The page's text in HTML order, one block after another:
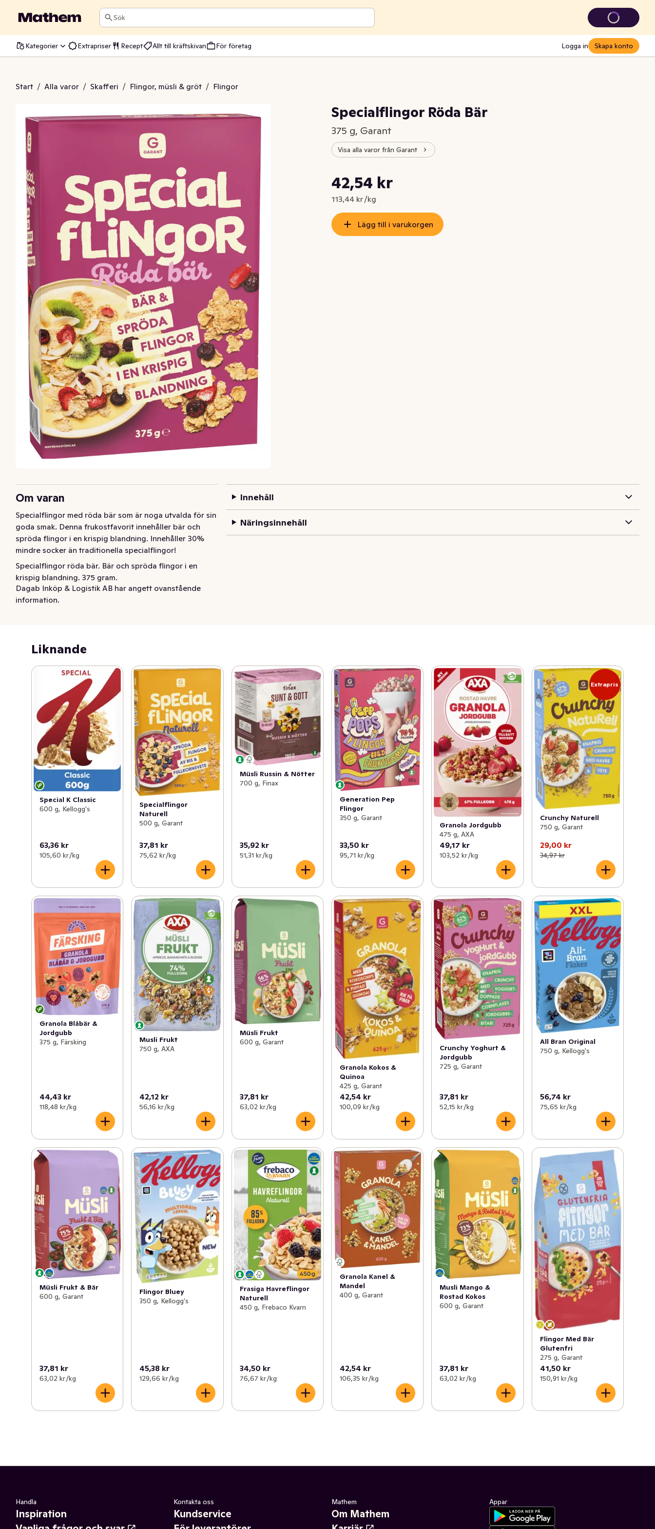
Sök
Kategorier Extrapriser Recept Allt till kräftskivan För företag Logga in Skapa konto
Start / Alla varor / Skafferi / Flingor, müsli & gröt / Flingor
Röda Bär
Specialflingor Röda Bär
375 g, Garant
Visa alla varor från Garant
Nuvarande pris är: 42,54 kr
42,54 kr
113,44 kr /kg
Styckpris: 113,44 kr /kg
Lägg till i varukorgen
Om varan
Specialflingor med röda bär som är noga utvalda för sin
goda smak. Denna frukostfavorit innehåller bär och
spröda flingor i en krispig blandning. Innehåller 30%
mindre socker än traditionella specialflingor!
Specialflingor röda bär. Bär och spröda flingor i en
krispig blandning. 375 gram.
Dagab Inköp & Logistik AB har angett ovanstående
information.
Innehåll
Näringsinnehåll
Liknande
Special K Classic
600 g, Kellogg's
63,36 kr
105,60 kr /kg
Specialflingor
Naturell
500 g, Garant
37,81 kr
75,62 kr /kg
Müsli Russin & Nötter
700 g, Finax
35,92 kr
51,31 kr /kg
Generation Pep
Flingor
350 g, Garant
33,50 kr
95,71 kr /kg
Granola Jordgubb
475 g, AXA
49,17 kr
103,52 kr /kg
Extrapris
Crunchy Naturell
750 g, Garant
29,00 kr
34,97 kr
Granola Blåbär &
Jordgubb
375 g, Färsking
44,43 kr
118,48 kr /kg
Musli Frukt
750 g, AXA
42,12 kr
56,16 kr /kg
Müsli Frukt
600 g, Garant
37,81 kr
63,02 kr /kg
Granola Kokos &
Quinoa
425 g, Garant
42,54 kr
100,09 kr /kg
Crunchy Yoghurt &
Jordgubb
725 g, Garant
37,81 kr
52,15 kr /kg
All Bran Original
750 g, Kellogg's
56,74 kr
75,65 kr /kg
Müsli Frukt & Bär
600 g, Garant
37,81 kr
63,02 kr /kg
Flingor Bluey
350 g, Kellogg's
45,38 kr
129,66 kr /kg
Frasiga Havreflingor
Naturell
450 g, Frebaco Kvarn
34,50 kr
76,67 kr /kg
Granola Kanel &
Mandel
400 g, Garant
42,54 kr
106,35 kr /kg
Musli Mango &
Rostad Kokos
600 g, Garant
37,81 kr
63,02 kr /kg
Flingor Med Bär
Glutenfri
275 g, Garant
41,50 kr
150,91 kr /kg
Handla
Inspiration
Kontakta oss
Kundservice
Mathem
Om Mathem
Appar